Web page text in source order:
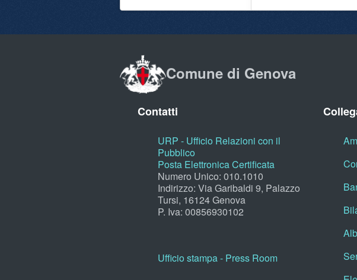
Comune di Genova
Contatti
URP - Ufficio Relazioni con il
Pubblico
Posta Elettronica Certificata
Numero Unico: 010.1010
Indirizzo: Via Garibaldi 9, Palazzo
Tursi, 16124 Genova
P. Iva: 00856930102
Ufficio stampa - Press Room